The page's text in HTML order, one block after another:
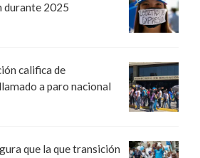
durante 2025
califica de
a paro nacional
que la que transición